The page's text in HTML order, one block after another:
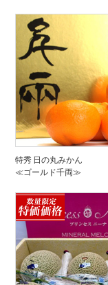
特秀 日の丸みかん
≪ゴールド千両≫